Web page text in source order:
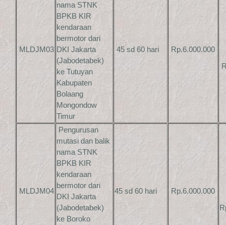
MLDJM03
nama STNK
BPKB KIR
kendaraan
bermotor dari
DKI Jakarta
(Jabodetabek)
ke Tutuyan
Kabupaten
Bolaang
Mongondow
Timur
45 sd 60 hari
Rp.6.000.000
MLDJM04
Pengurusan
mutasi dan balik
nama STNK
BPKB KIR
kendaraan
bermotor dari
DKI Jakarta
(Jabodetabek)
ke Boroko
45 sd 60 hari
Rp.6.000.000